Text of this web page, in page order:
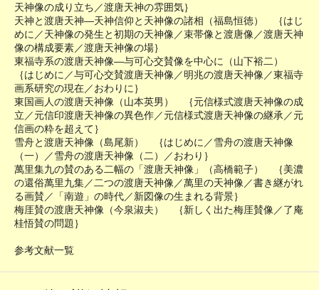
天神像の成り立ち／渡唐天神の雰囲気｝
天神と渡唐天神―天神信仰と天神像の諸相（福島恒徳） ｛はじ
めに／天神像の発生と初期の天神像／束帯像と渡唐像／渡唐天神
像の構成要素／渡唐天神像の場｝
東福寺系の渡唐天神像―与可心交賛像を中心に（山下裕二）
｛はじめに／与可心交賛渡唐天神像／明兆の渡唐天神像／東福寺
画系研究の現在／おわりに｝
東国画人の渡唐天神像（山本英男） ｛元信様式渡唐天神像の成
立／元信印渡唐天神像の異色作／元信様式渡唐天神像の継承／元
信画の粋を超えて｝
雪舟と渡唐天神像（島尾新） ｛はじめに／雪舟の渡唐天神像
（一）／雪舟の渡唐天神像（二）／おわり｝
萬里集九の賛のある二幅の「渡唐天神像」（高橋範子） ｛美濃
の還俗萬里九集／二つの渡唐天神像／萬里の天神像／書き継がれ
る画賛／「南遊」の時代／新図像の生まれる背景｝
梅厓賛の渡唐天神像（今泉淑夫） ｛新しく出た梅厓賛像／了庵
桂悟賛の問題｝
参考文献一覧